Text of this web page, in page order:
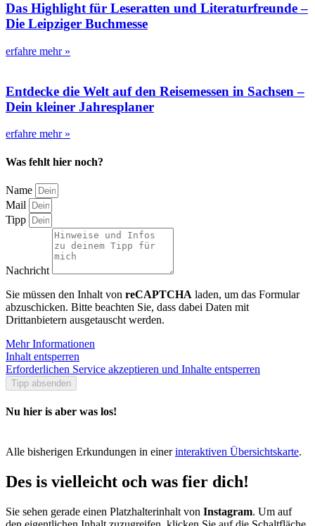
Das Highlight für Leseratten und Literaturfreunde –
Die Leipziger Buchmesse
erfahre mehr »
Entdecke die Welt auf den Reisemessen in Sachsen –
Dein kleiner Jahresplaner
erfahre mehr »
Was fehlt hier noch?
Name
Mail
Tipp
Nachricht
Sie müssen den Inhalt von reCAPTCHA laden, um das Formular
abzuschicken. Bitte beachten Sie, dass dabei Daten mit
Drittanbietern ausgetauscht werden.
Mehr Informationen
Inhalt entsperren
Erforderlichen Service akzeptieren und Inhalte entsperren
Tipp absenden
Nu hier is aber was los!
Alle bisherigen Erkundungen in einerinteraktiven Übersichtskarte.
Des is vielleicht och was fier dich!
Sie sehen gerade einen Platzhalterinhalt von Instagram. Um auf